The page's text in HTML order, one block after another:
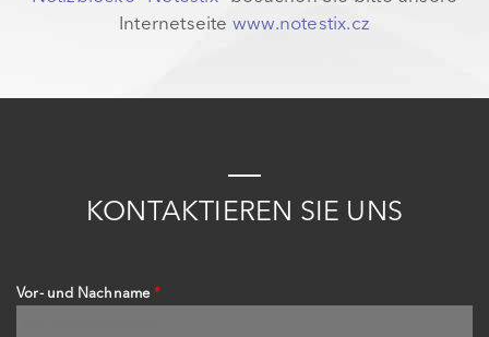
Internetseite www.notestix.cz
KONTAKTIEREN SIE UNS
Vor- und Nachname *